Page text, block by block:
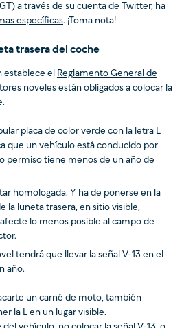
a través de su cuenta de Twitter, ha
específicas. ¡Toma nota!
trasera del coche
establece el Reglamento General de
noveles están obligados a colocar la
placa de color verde con la letra L
que un vehículo está conducido por
permiso tiene menos de un año de
homologada. Y ha de ponerse en la
la luneta trasera, en sitio visible,
lo menos posible al campo de
tendrá que llevar la señal V-13 en el
año.
un carné de moto, también
la L en un lugar visible.